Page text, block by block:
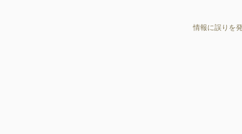
情報に誤りを